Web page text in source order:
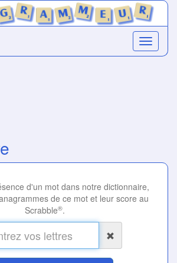
d'un mot dans notre dictionnaire,
de ce mot et leur score au
Scrabble®.